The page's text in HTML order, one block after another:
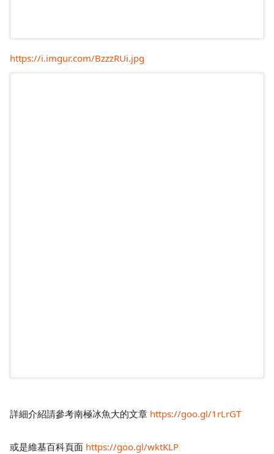
https://i.imgur.com/BzzzRUi.jpg
詳細介紹請參考南極冰魚大的文章 https://goo.gl/1rLrGT
或是維基百科頁面 https://goo.gl/wktKLP